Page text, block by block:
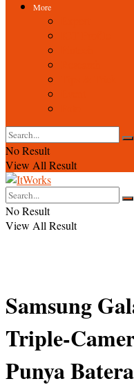
More
No Result
View All Result
No Result
View All Result
Samsung
Triple-
Punya